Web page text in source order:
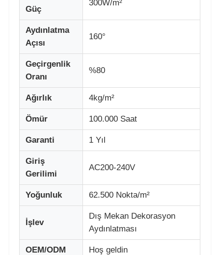
LED örgü ekranı
LED şeffaf film ekranı
Şeffaf LED Ekran
Drone Uçan LED Ekran
holografik LED ekran
Güç
300W/m²
Aydınlatma
Açısı
160°
Geçirgenlik
Oranı
%80
Ağırlık 4kg/m²
Ömür 100.000 Saat
Garanti 1 Yıl
Giriş
Gerilimi
AC200-240V
Yoğunluk 62.500 Nokta/m²
İşlev
Dış Mekan Dekorasyon
Aydınlatması
OEM/ODM Hoş geldin